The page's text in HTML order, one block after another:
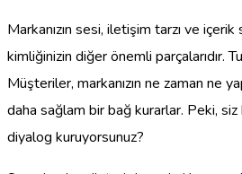
Markanızın sesi, iletişim tarzı ve
kimliğinizin diğer önemli parçalarıdır.
Müşteriler, markanızın ne zaman ne
daha sağlam bir bağ kurarlar. Peki, siz
diyalog kuruyorsunuz?